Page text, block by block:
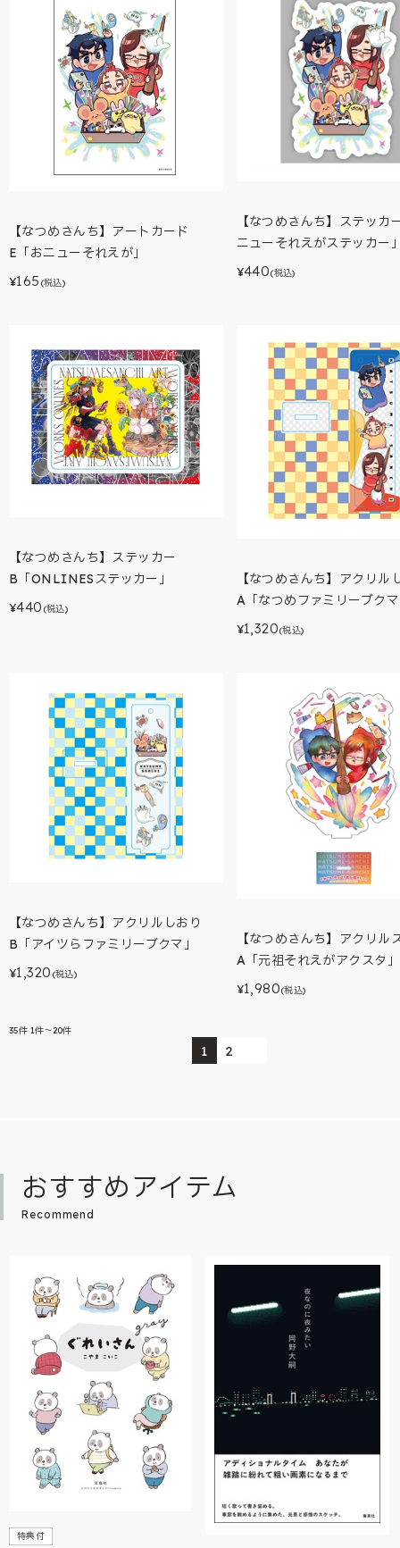
【なつめさんち】アートカード
E「おニューそれえが」
¥165 (税込)
【なつめさんち】ステッカ
ニューそれえがステッカー
¥440(税込)
【なつめさんち】ステッカー
B「ONLINESステッカー」
¥440 (税込)
【なつめさんち】アクリル
A「なつめファミリーブク
¥1,320(税込)
【なつめさんち】アクリルしおり
B「アイツらファミリーブクマ」
¥1,320 (税込)
【なつめさんち】アクリル
A「元祖それえがアクスタ」
¥1,980(税込)
35件 1件～20件
1 2
おすすめアイテム
Recommend
特典付